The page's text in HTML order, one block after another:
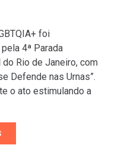
foi
4ª Parada
do Rio de Janeiro, com
Defende nas Urnas”.
o ato estimulando a